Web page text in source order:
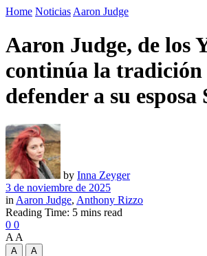
Home Noticias Aaron Judge
Aaron Judge, de los
continúa la tradición
defender a su
by Inna Zeyger
3 de noviembre de 2025
in Aaron Judge, Anthony Rizzo
Reading Time: 5 mins read
0 0
A A
A
A